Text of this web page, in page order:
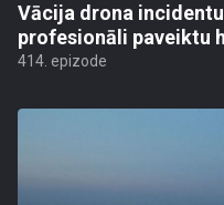
Vācija drona
profesionāli paveiktu
414. epizode